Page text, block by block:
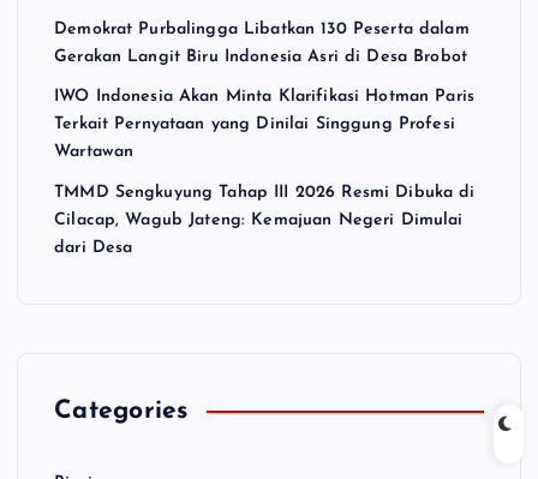
Demokrat Purbalingga Libatkan 130 Peserta dalam
Gerakan Langit Biru Indonesia Asri di Desa Brobot
IWO Indonesia Akan Minta Klarifikasi Hotman Paris
Terkait Pernyataan yang Dinilai Singgung Profesi
Wartawan
TMMD Sengkuyung Tahap III 2026 Resmi Dibuka di
Cilacap, Wagub Jateng: Kemajuan Negeri Dimulai
dari Desa
Categories